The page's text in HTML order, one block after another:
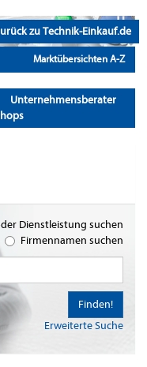
zu Technik-Einkauf.de
Marktübersichten A-Z
Unternehmensberater
Dienstleistung suchen
Firmennamen suchen
Erweiterte Suche
Finden!